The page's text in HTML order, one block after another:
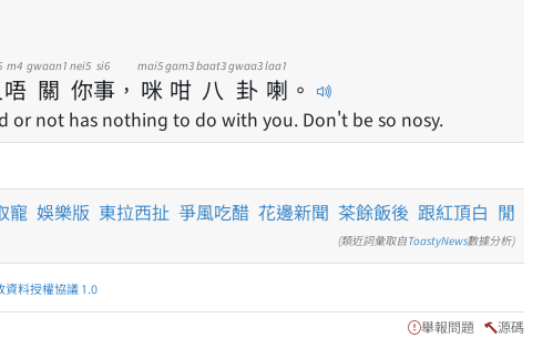
唔
m4
關
gwaan1
你
nei5
事
si6
， 咪
mai5
咁
gam3
八
baat3
卦
gwaa3
喇
laa1
。
or not has nothing to do with you. Don't be so nosy.
寵 娛樂版 東拉西扯 爭風吃醋 花邊新聞 茶餘飯後 跟紅頂白 閒
(類近詞彙取自ToastyNews數據分析)
資料授權協議 1.0
舉報問題 源碼